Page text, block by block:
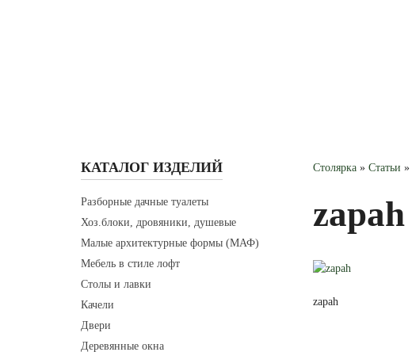
КАТАЛОГ ИЗДЕЛИЙ
Разборные дачные туалеты
Хоз.блоки, дровяники, душевые
Малые архитектурные формы (МАФ)
Мебель в стиле лофт
Столы и лавки
Качели
Двери
Деревянные окна
Столярка» Статьи »
zapah
zapah